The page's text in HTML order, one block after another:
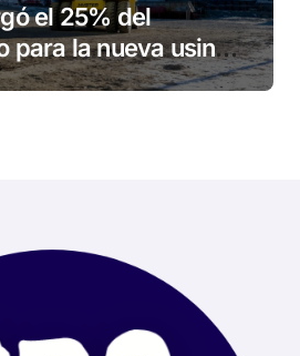
el 25% del
para la nueva usina